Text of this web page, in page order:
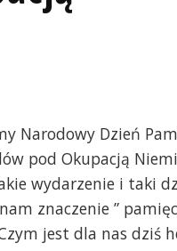
Narodowy Dzień
pod Okupacją
wydarzenie i taki
znaczenie ”
jest dla nas dziś